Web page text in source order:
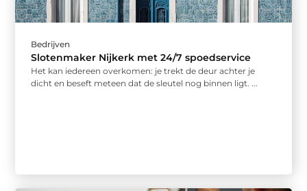
Bedrijven
Slotenmaker Nijkerk met 24/7 spoedservice
Het kan iedereen overkomen: je trekt de deur achter je
dicht en beseft meteen dat de sleutel nog binnen ligt. ...